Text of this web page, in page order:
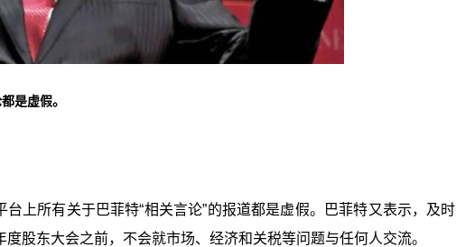
是虚假。
上所有关于巴菲特“相关言论”的报道都是虚假。巴菲特又表示，及时
股东大会之前，不会就市场、经济和关税等问题与任何人交流。